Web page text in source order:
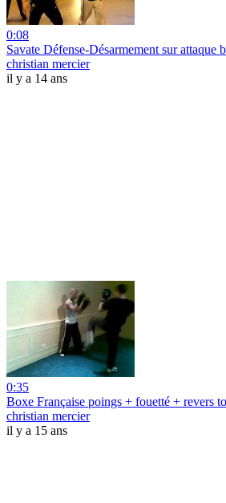
0:08
Savate Défense-Désarmement sur attaque
christian mercier
il y a 14 ans
0:35
Boxe Française poings + fouetté + revers
christian mercier
il y a 15 ans